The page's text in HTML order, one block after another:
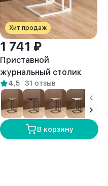
Хит продаж
1 741 ₽
Приставной
журнальный столик
Римо белый/амаретто
4,5 31 отзыв
В корзину